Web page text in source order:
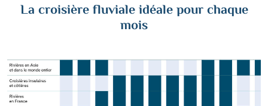
La croisière fluviale idéale pour chaque
mois